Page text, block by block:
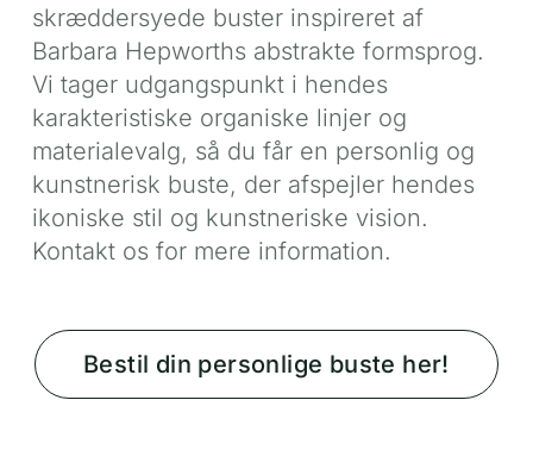
skræddersyede buster inspireret af
Barbara Hepworths abstrakte formsprog.
Vi tager udgangspunkt i hendes
karakteristiske organiske linjer og
materialevalg, så du får en personlig og
kunstnerisk buste, der afspejler hendes
ikoniske stil og kunstneriske vision.
Kontakt os for mere information.
Bestil din personlige buste her!